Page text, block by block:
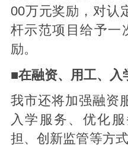
00万元奖励，对认
杆示范项目给予一
励。
■在融资、用工、入
我市还将加强融资
入学服务、优化
担、创新监管等方